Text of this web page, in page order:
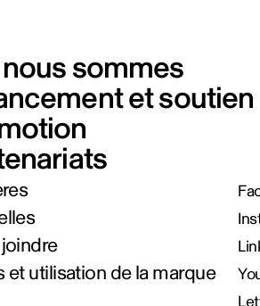
sommes
et soutien
et utilisation de la marque